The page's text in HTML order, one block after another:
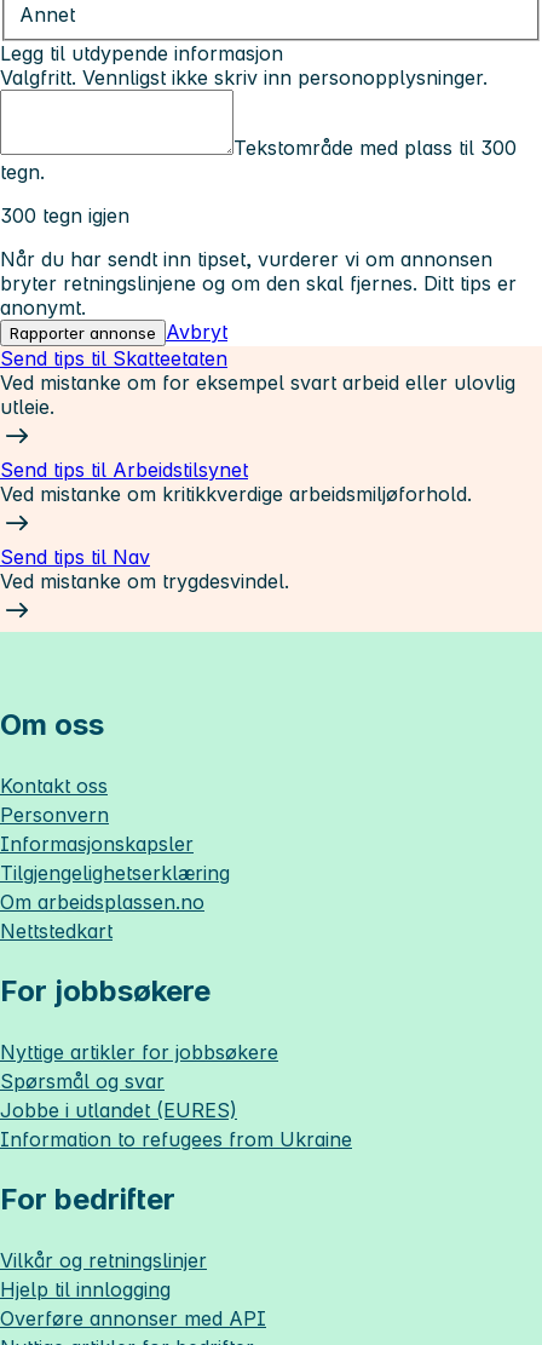
Annet
Legg til utdypende informasjon
Valgfritt. Vennligst ikke skriv inn personopplysninger.
Tekstområde med plass til 300
tegn.
300 tegn igjen
Når du har sendt inn tipset, vurderer vi om annonsen
bryter retningslinjene og om den skal fjernes. Ditt tips er
anonymt.
Rapporter annonse
Avbryt
Send tips til Skatteetaten
Ved mistanke om for eksempel svart arbeid eller ulovlig
utleie.
Send tips til Arbeidstilsynet
Ved mistanke om kritikkverdige arbeidsmiljøforhold.
Send tips til Nav
Ved mistanke om trygdesvindel.
Om oss
Kontakt oss
Personvern
Informasjonskapsler
Tilgjengelighetserklæring
Om arbeidsplassen.no
Nettstedkart
For jobbsøkere
Nyttige artikler for jobbsøkere
Spørsmål og svar
Jobbe i utlandet (EURES)
Information to refugees from Ukraine
For bedrifter
Vilkår og retningslinjer
Hjelp til innlogging
Overføre annonser med API